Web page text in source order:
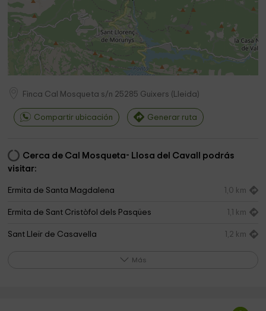
Finca Cal Mosqueta s/n 25285 Guixers ( Lleida)
Compartir ubicación Generar ruta
Cerca de Cal Mosqueta- Llosa del Cavall podrás
visitar:
Ermita de Santa Magdalena 1,0 km
Ermita de Sant Cristòfol dels Pasqües 1,1 km
Sant Lleïr de Casavella 1,2 km
Ermita de la Santa Creu dels Ollers
Más